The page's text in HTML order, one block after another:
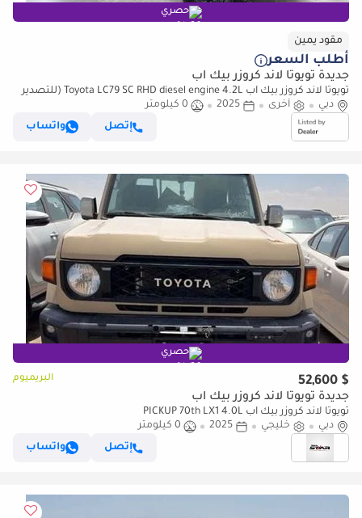
حصري
مقود يمين
أطلب السعر
جديدة تويوتا لاند كروزر بيك آب
تويوتا لاند كروزر بيك آب Toyota LC79 SC RHD diesel engine 4.2L (للتصدير
فقط)
دبي أخرى 2025
0 كيلومتر
إتصل
واتساب
حصري
$ 52,600 البريميوم
جديدة تويوتا لاند كروزر بيك آب
تويوتا لاند كروزر بيك آب PICKUP 70th LX1 4.0L
دبي
خليجي 2025
0 كيلومتر
إتصل
واتساب